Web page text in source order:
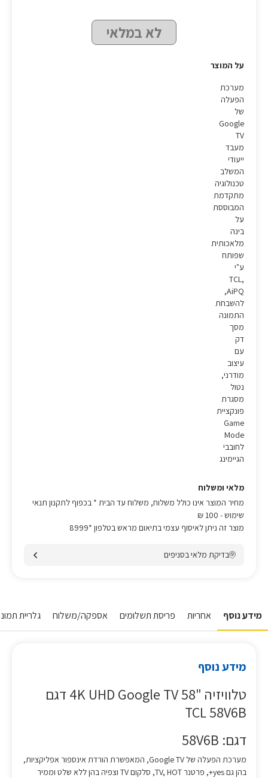
לא במלאי
על המוצר
מערכת
הפעלה
של
Google
TV
מעבד
ייעודי
המשלב
טכנולוגיה
מתקדמת
המבוססת
על
בינה
מלאכותית
שפותח
ע"י
TCL,
AiPQ,
להשבחת
התמונה
מסך
דק
עם
עיצוב
מודרני,
נטול
מסגרת
פונקציית
Game
Mode
לחובבי
הגיימינג
מלאי ומשלוח
מחיר המוצר אינו כולל משלוח, משלוח עד הבית * בכפוף לתקנון תנאי
שימוש- 100 ₪
מוצר זה ניתן לאיסוף עצמי בתיאום מראש בטלפון *8999
בדיקת מלאי בסניפים
מידע נוסף אחריות פריסת תשלומים אספקה/משלוח גלריית
מידע נוסף
טלוויזיה "58 4K UHD Google TV דגם
TCL 58V6B
דגם: 58V6B
מערכת הפעלה של Google TV, המאפשרת הורדת אינספור אפליקציות,
בהן גם yes+, פרטנר TV, HOT, סלקום TV וצפיה בהן ללא שלט וממיר